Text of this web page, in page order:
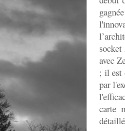
avec
; il est
par
carte